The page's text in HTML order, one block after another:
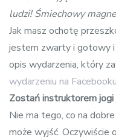
ludzi! Śmiechowy
Jak masz ochotę
jestem zwarty i gotowy
opis wydarzenia, który
wydarzeniu na Facebooku
Zostań instruktorem jogi
Nie ma tego, co na
może wyjść. Oczywiście